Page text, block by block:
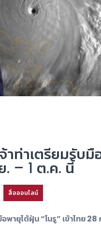
าท่าเตรียมรับ
. – 1 ต.ค. นี้
สื่อออนไลน์
ายุไต้ฝุ่น “โนรู” เข้าไทย 28